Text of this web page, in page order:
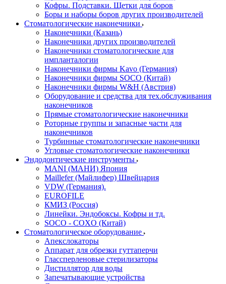
Кофры. Подставки. Щетки для боров
Боры и наборы боров других производителей
Стоматологические наконечники
Наконечники (Казань)
Наконечники других производителей
Наконечники стоматологические для
импланталогии
Наконечники фирмы Kavo (Германия)
Наконечники фирмы SOCO (Китай)
Наконечники фирмы W&H (Австрия)
Оборудование и средства для тех.обслуживания
наконечников
Прямые стоматологические наконечники
Роторные группы и запасные части для
наконечников
Турбинные стоматологические наконечники
Угловые стоматологические наконечники
Эндодонтические инструменты
MANI (МАНИ) Япония
Maillefer (Майлифер) Швейцария
VDW (Германия).
EUROFILE
КМИЗ (Россия)
Линейки. Эндобоксы. Кофры и тд.
SOCO - COXO (Китай)
Стоматологическое оборудование
Апекслокаторы
Аппарат для обрезки гуттаперчи
Глассперленовые стерилизаторы
Дистиллятор для воды
Запечатывающие устройства